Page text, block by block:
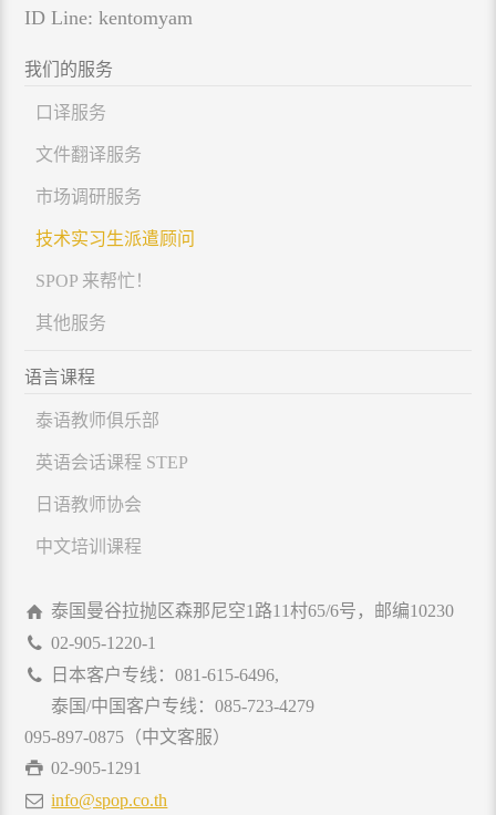
ID Line: kentomyam
我们的服务
口译服务
文件翻译服务
市场调研服务
技术实习生派遣顾问
SPOP 来帮忙！
其他服务
语言课程
泰语教师俱乐部
英语会话课程 STEP
日语教师协会
中文培训课程
泰国曼谷拉抛区森那尼空1路11村65/6号，邮编10230
02-905-1220-1
日本客户专线：081-615-6496,
泰国/中国客户专线：085-723-4279
095-897-0875（中文客服）
02-905-1291
info@spop.co.th